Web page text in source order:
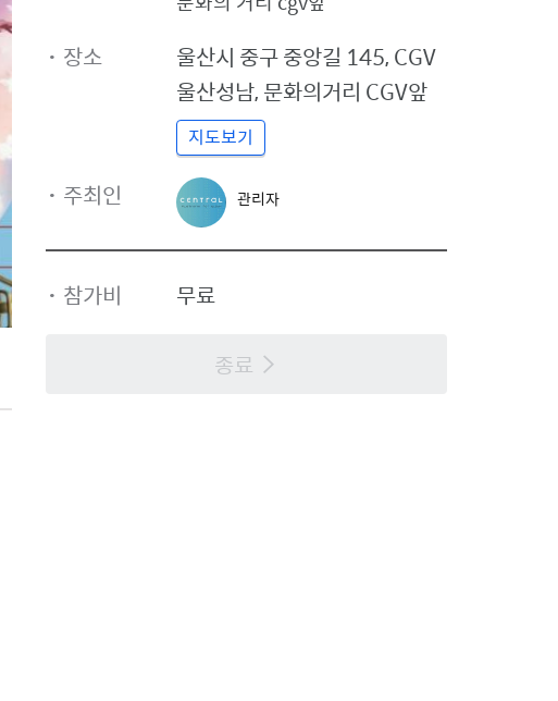
· 장소 울산시 중구중앙길 145, CGV
울산성남,문화의거리 CGV앞
지도보기
· 주최인
관
리
자
프
필
관리자
· 참가비 무료
종료